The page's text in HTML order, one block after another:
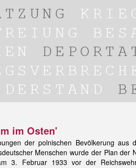
im Osten'
der polnischen Bevölkerung aus
Menschen wurde der Plan
3. Februar 1933 vor der